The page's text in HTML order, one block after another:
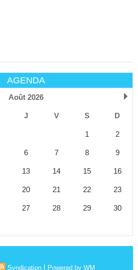
AGENDA
Août 2026
J V S D
1 2
6 7 8 9
13 14 15 16
20 21 22 23
27 28 29 30
Syndication | Powered by WM